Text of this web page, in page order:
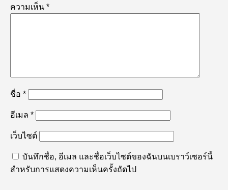
ความเห็น *
ชื่อ *
อีเมล *
เว็บไซต์
บันทึกชื่อ, อีเมล และชื่อเว็บไซต์ของฉันบนเบราว์เซอร์นี้
สำหรับการแสดงความเห็นครั้งถัดไป